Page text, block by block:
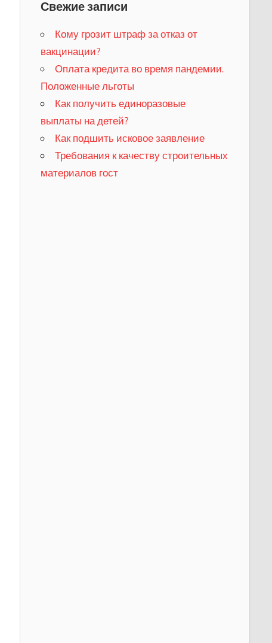
Свежие записи
Кому грозит штраф за отказ от
вакцинации?
​Оплата кредита во время пандемии.
Положенные льготы
​Как получить единоразовые
выплаты на детей?
Как подшить исковое заявление
Требования к качеству строительных
материалов гост